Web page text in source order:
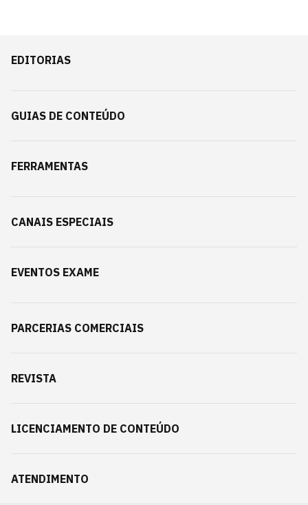
EDITORIAS
GUIAS DE CONTEÚDO
FERRAMENTAS
CANAIS ESPECIAIS
EVENTOS EXAME
PARCERIAS COMERCIAIS
REVISTA
LICENCIAMENTO DE CONTEÚDO
ATENDIMENTO